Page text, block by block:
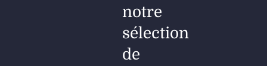
notre
sélection
de